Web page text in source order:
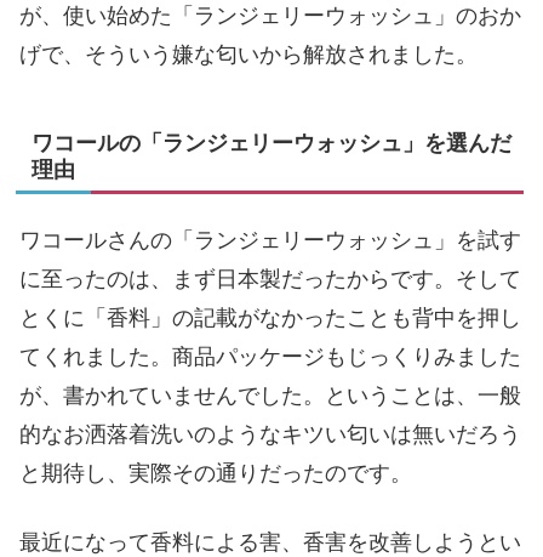
が、使い始めた「ランジェリーウォッシュ」のおか
げで、そういう嫌な匂いから解放されました。
ワコールの「ランジェリーウォッシュ」を選んだ
理由
ワコールさんの「ランジェリーウォッシュ」を試す
に至ったのは、まず日本製だったからです。そして
とくに「香料」の記載がなかったことも背中を押し
てくれました。商品パッケージもじっくりみました
が、書かれていませんでした。ということは、一般
的なお洒落着洗いのようなキツい匂いは無いだろう
と期待し、実際その通りだったのです。
最近になって香料による害、香害を改善しようとい